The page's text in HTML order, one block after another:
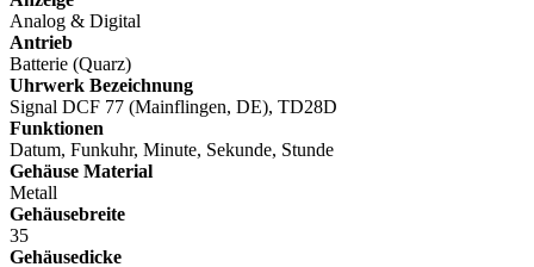
Analog & Digital
Antrieb
Batterie (Quarz)
Uhrwerk Bezeichnung
Signal DCF 77 (Mainflingen, DE), TD28D
Funktionen
Datum, Funkuhr, Minute, Sekunde, Stunde
Gehäuse Material
Metall
Gehäusebreite
35
Gehäusedicke